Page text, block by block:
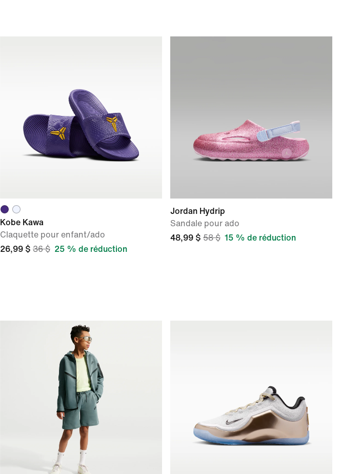
Kobe Kawa
Claquette pour enfant/ado
26,99 $ 36 $ 25 % de réduction
Jordan Hydrip
Sandale pour ado
48,99 $ 58 $ 15 % de réduction